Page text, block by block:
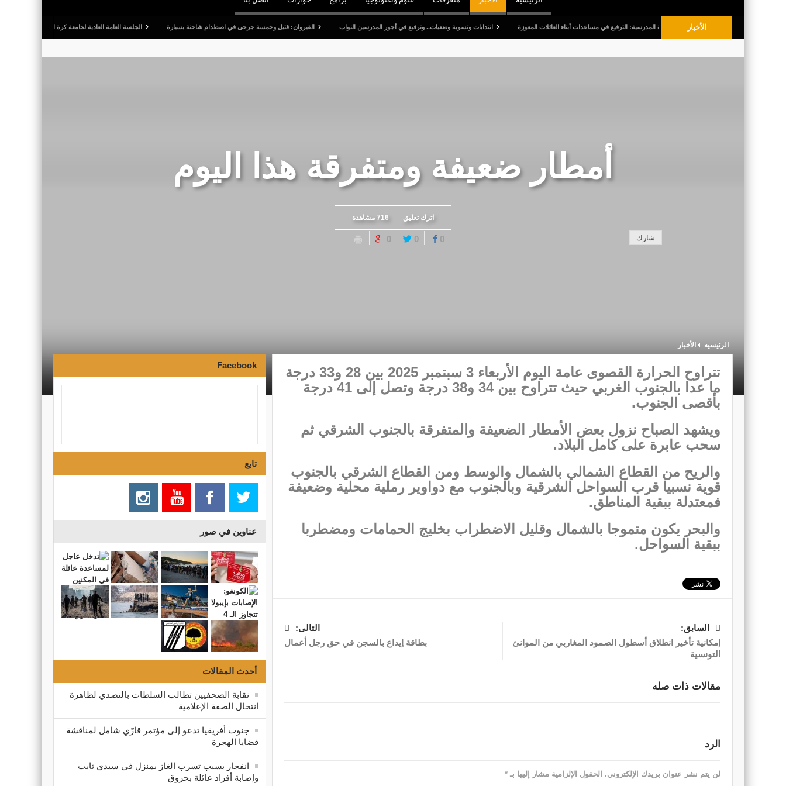
الأخبار
قبل العودة المدرسية: الترفيع في مساعدات أبناء العائلات المعوزة انتدابات وتسوية وضعيات.. وترفيع في أجور المدرسين النواب القيروان: قتيل وخمسة جرحى في اصطدام شاحنة بسيارة الجلسة العامة العادية لجامعة كرة القدم: المصادقة على التقريرين
أمطار ضعيفة ومتفرقة هذا اليوم
اترك تعليق 716 مشاهدة
شارك 0
0
0
الرئيسيه الأخبار
تتراوح الحرارة القصوى عامة اليوم الأربعاء 3 سبتمبر 2025 بين 28 و33 درجة
ما عدا بالجنوب الغربي حيث تتراوح بين 34 و38 درجة وتصل إلى 41 درجة
بأقصى الجنوب.
ويشهد الصباح نزول بعض الأمطار الضعيفة والمتفرقة بالجنوب الشرقي ثم
سحب عابرة على كامل البلاد.
والريح من القطاع الشمالي بالشمال والوسط ومن القطاع الشرقي بالجنوب
قوية نسبيا قرب السواحل الشرقية وبالجنوب مع دواوير رملية محلية وضعيفة
فمعتدلة ببقية المناطق.
والبحر يكون متموجا بالشمال وقليل الاضطراب بخليج الحمامات ومضطربا
ببقية السواحل.
السابق:
إمكانية تأخير انطلاق أسطول الصمود المغاربي من الموانئ
التونسية
التالى:
بطاقة إيداع بالسجن في حق رجل أعمال
مقالات ذات صله
الرد
لن يتم نشر عنوان بريدك الإلكتروني. الحقول الإلزامية مشار إليها بـ *
Facebook
تابع
عناوين في صور
أحدث المقالات
نقابة الصحفيين تطالب السلطات بالتصدي لظاهرة
انتحال الصفة الإعلامية
جنوب أفريقيا تدعو إلى مؤتمر قارّي شامل لمناقشة
قضايا الهجرة
انفجار بسبب تسرب الغاز بمنزل في سيدي ثابت
وإصابة أفراد عائلة بحروق